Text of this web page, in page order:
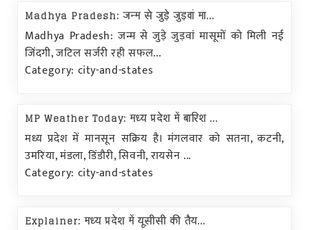
Madhya Pradesh: जन्म से जुड़े जुड़वां मा...
Madhya Pradesh: जन्म से जुड़े जुड़वां मासूमों को मिली नई
जिंदगी, जटिल सर्जरी रही सफल...
Category: city-and-states
MP Weather Today: मध्य प्रदेश में बारिश ...
मध्य प्रदेश में मानसून सक्रिय है। मंगलवार को सतना, कटनी,
उमरिया, मंडला, डिंडौरी, सिवनी, रायसेन ...
Category: city-and-states
Explainer: मध्य प्रदेश में यूसीसी की तैय...